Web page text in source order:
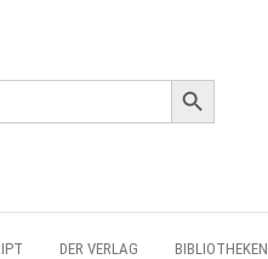
Search Button
DER VERLAG BIBLIOTHEKEN